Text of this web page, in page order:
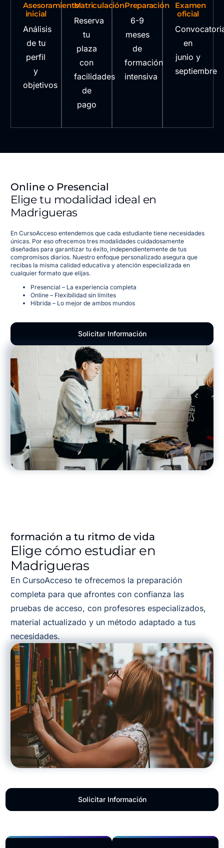
Asesoramiento
inicial
Análisis
de tu
perfil
y
objetivos
Matriculación
Reserva
tu
plaza
con
facilidades
de
pago
Preparación
6-9
meses
de
formación
intensiva
Examen
oficial
en
junio y
septiembre
Online o Presencial
Elige tu modalidad ideal en
Madrigueras
En CursoAcceso entendemos que cada estudiante tiene necesidades
únicas. Por eso ofrecemos tres modalidades cuidadosamente
diseñadas para garantizar tu éxito, independientemente de tus
compromisos diarios. Nuestro enfoque personalizado asegura que
recibas la misma calidad educativa y atención especializada en
cualquier formato que elijas.
Presencial – La experiencia completa
Online – Flexibilidad sin límites
Híbrida – Lo mejor de ambos mundos
Solicitar Información
formación a tu ritmo de vida
Elige cómo estudiar en
Madrigueras
En CursoAcceso te ofrecemos la preparación
completa para que afrontes con confianza las
pruebas de acceso, con profesores especializados,
material actualizado y un método adaptado a tus
necesidades.
Solicitar Información